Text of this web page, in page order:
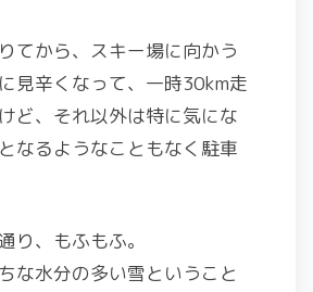
てから、スキー場に向かう
見辛くなって、一時30km走
ど、それ以外は特に気にな
なるようなこともなく駐車
り、もふもふ。
な水分の多い雪ということ